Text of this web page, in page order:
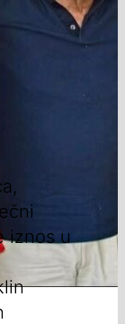
iznos u